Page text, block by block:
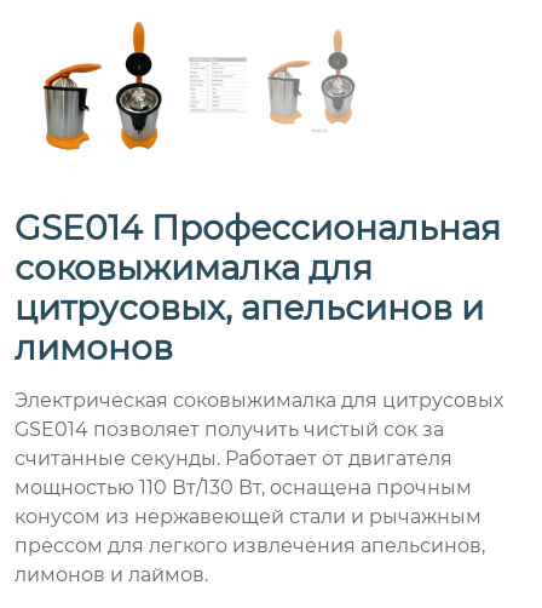
GSE014 Профессиональная
соковыжималка для
цитрусовых, апельсинов и
лимонов
Электрическая соковыжималка для цитрусовых
GSE014 позволяет получить чистый сок за
считанные секунды. Работает от двигателя
мощностью 110 Вт/130 Вт, оснащена прочным
конусом из нержавеющей стали и рычажным
прессом для легкого извлечения апельсинов,
лимонов и лаймов.